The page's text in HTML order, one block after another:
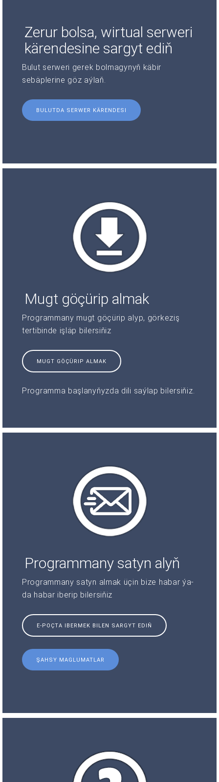
Zerur bolsa, wirtual serweri
kärendesine sargyt ediň
Bulut serweri gerek bolmagynyň käbir
sebäplerine göz aýlaň.
BULUTDA SERWER KÄRENDESI
Mugt göçürip almak
Programmany mugt göçürip alyp, görkeziş
tertibinde işläp bilersiňiz
MUGT GÖÇÜRIP ALMAK
Programma başlanyňyzda dili saýlap bilersiňiz.
Programmany satyn alyň
Programmany satyn almak üçin bize habar ýa-
da habar iberip bilersiňiz
E-POÇTA IBERMEK BILEN SARGYT EDIŇ
ŞAHSY MAGLUMATLAR